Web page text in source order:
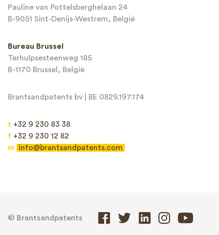
Pauline van Pottelsberghelaan 24
B-9051 Sint-Denijs-Westrem, België
Bureau Brussel
Terhulpsesteenweg 185
B-1170 Brussel, België
Brantsandpatents bv | BE 0829.197.174
t +32 9 230 83 38
f +32 9 230 12 82
m
info@brantsandpatents.com
© Brantsandpatents